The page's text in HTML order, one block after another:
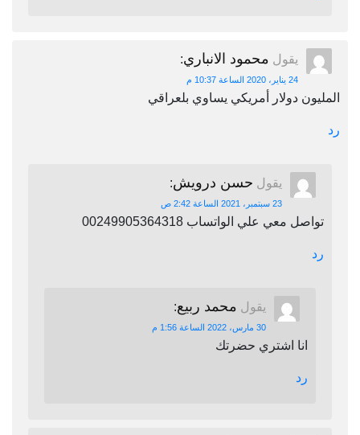
يقول محمود الانباري:
24 يناير، 2020 الساعة 10:37 م
المليون دولار أمريكي يساوي بلعراقي
رد
يقول حسن درويش:
23 سبتمبر، 2021 الساعة 2:42 ص
تواصل معي علي الواتساب 00249905364318
رد
يقول محمد ربيع:
30 مارس، 2022 الساعة 1:56 م
انا اشتري حضرتك
رد